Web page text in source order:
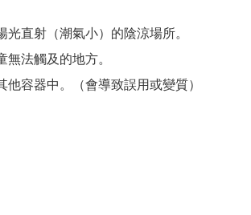
光直射（潮氣小）的陰涼場所。
無法觸及的地方。
他容器中。（會導致誤用或變質）